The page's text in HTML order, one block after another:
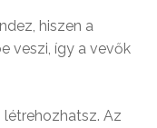
hiszen a
veszi, így a vevők
Az